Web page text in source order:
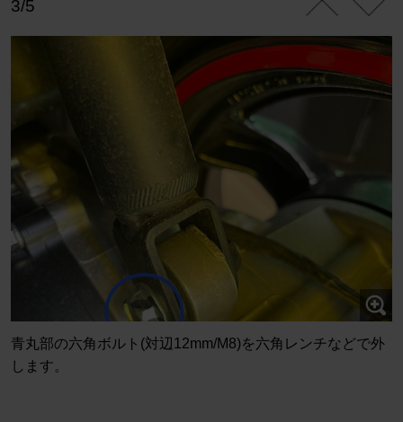
3/5
青丸部の六角ボルト(対辺12mm/M8)を六角レンチなどで外
します。